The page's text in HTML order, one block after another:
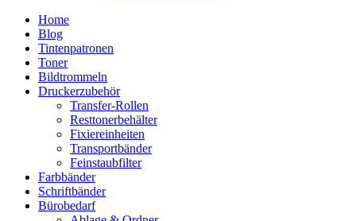
Home
Blog
Tintenpatronen
Toner
Bildtrommeln
Druckerzubehör
Transfer-Rollen
Resttonerbehälter
Fixiereinheiten
Transportbänder
Feinstaubfilter
Farbbänder
Schriftbänder
Bürobedarf